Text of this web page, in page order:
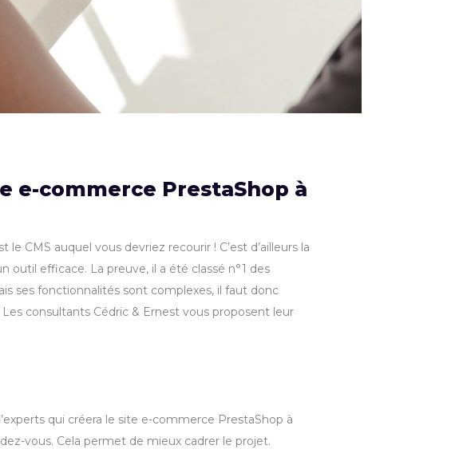
e-commerce PrestaShop à
CMS auquel vous devriez recourir ! C’est d’ailleurs la
outil efficace. La preuve, il a été classé n°1 des
ses fonctionnalités sont complexes, il faut donc
consultants Cédric & Ernest vous proposent leur
qui créera le site e-commerce PrestaShop à
vous. Cela permet de mieux cadrer le projet.